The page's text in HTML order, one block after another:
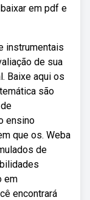
em pdf e
instrumentais
de sua
Baixe aqui os
são
ensino
que os. Weba
de
em
encontrará